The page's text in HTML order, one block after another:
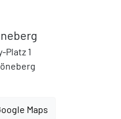
Platz 1
Maps